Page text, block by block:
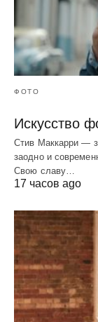
ФОТО
Искусство
Стив Маккарри —
заодно и
Свою славу…
17 часов ago